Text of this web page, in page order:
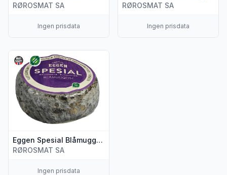
RØROSMAT SA
Ingen prisdata
RØROSMAT SA
Ingen prisdata
Eggen Spesial Blåmuggost Økologisk 250g Eggen
RØROSMAT SA
Ingen prisdata
Vis flere detaljer for produktet "Eggen Spesial Blåmuggost